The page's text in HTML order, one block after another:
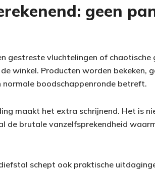
geen
gestreste vluchtelingen of
winkel. Producten worden bekeken,
normale boodschappenronde betreft.
maakt het extra schrijnend. Het is
de brutale vanzelfsprekendheid
schept ook praktische